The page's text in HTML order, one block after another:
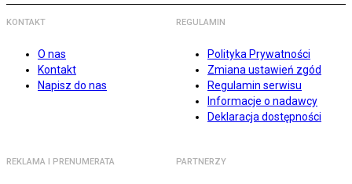
KONTAKT
O nas
Kontakt
Napisz do nas
REGULAMIN
Polityka Prywatności
Zmiana ustawień zgód
Regulamin serwisu
Informacje o nadawcy
Deklaracja dostępności
REKLAMA I PRENUMERATA PARTNERZY